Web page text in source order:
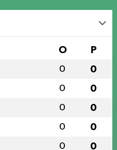
O P
0 0
0 0
0 0
0 0
0 0